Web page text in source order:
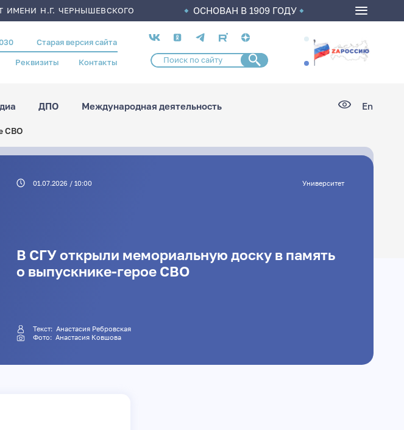
ИМЕНИ Н.Г. ЧЕРНЫШЕВСКОГО ОСНОВАН В 1909 ГОДУ
Старая версия сайта
Реквизиты Контакты
Социальные
сети
ДПО Международная деятельность En
СВО
01.07.2026 / 10:00 Университет
В СГУ открыли мемориальную доску в память
о выпускнике-герое СВО
Текст:Анастасия Ребровская
Фото:Анастасия Ковшова